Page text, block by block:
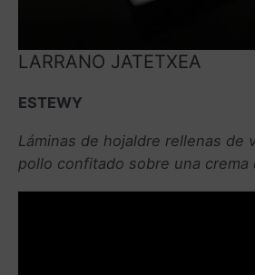
LARRANO JATETXEA
ESTEWY
Láminas de hojaldre rellenas de
pollo confitado sobre una crema